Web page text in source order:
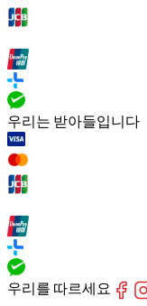
우리는 받아들입니다
우리를 따르세요